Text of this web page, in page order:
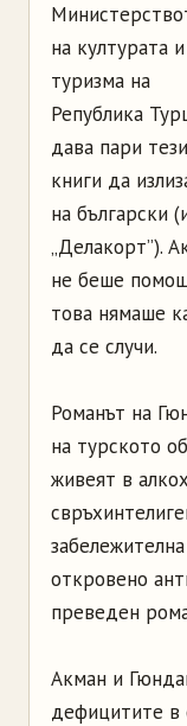
на културата и
туризма на
Република
дава пари тези
книги да
на български
„Делакорт”).
не беше
това нямаше
да се случи.
Романът на
на турското
живеят в
откровено
преведен
Акман и
дефицитите в